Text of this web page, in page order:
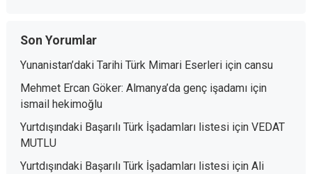
Son Yorumlar
Yunanistan’daki Tarihi Türk Mimari Eserleriiçin cansu
Mehmet Ercan Göker: Almanya’da genç işadamıiçin
ismail hekimoğlu
Yurtdışındaki Başarılı Türk İşadamları listesiiçin VEDAT
MUTLU
Yurtdışındaki Başarılı Türk İşadamları listesiiçin Ali